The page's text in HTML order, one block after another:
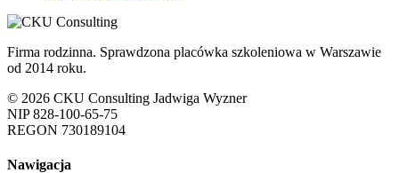
Firma rodzinna. Sprawdzona placówka szkoleniowa w Warszawie
od 2014 roku.
© 2026 CKU Consulting Jadwiga Wyzner
NIP 828-100-65-75
REGON 730189104
Nawigacja